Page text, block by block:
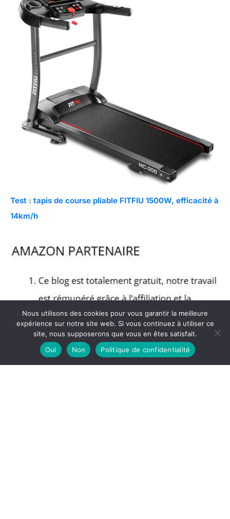
Test : tapis de course pliable FITFIU 1500W, efficacité à
14km/h
Nous utilisons des cookies pour vous garantir la meilleure
expérience sur notre site web. Si vous continuez à utiliser ce
site, nous supposerons que vous en êtes satisfait.
Oui
Non Politique de confidentialité